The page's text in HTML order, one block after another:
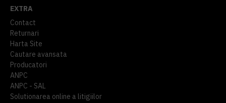
EXTRA
Contact
Returnari
Harta Site
Cautare avansata
Producatori
ANPC
ANPC - SAL
Solutionarea online a litigiilor